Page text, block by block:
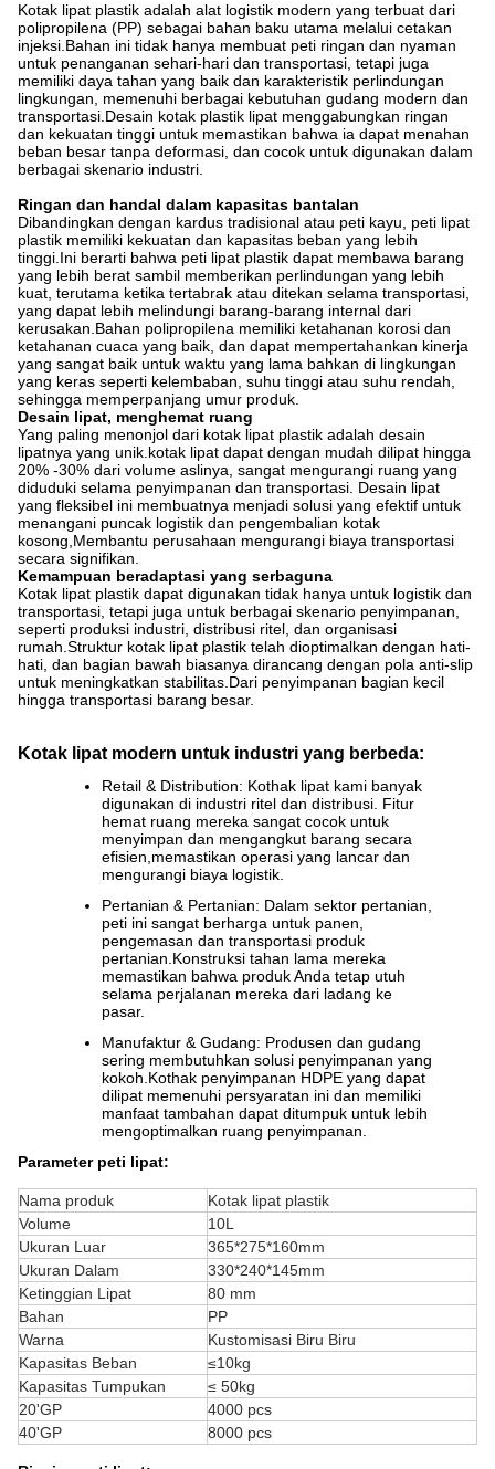
Kotak lipat plastik adalah alat logistik modern yang terbuat dari
polipropilena (PP) sebagai bahan baku utama melalui cetakan
injeksi.Bahan ini tidak hanya membuat peti ringan dan nyaman
untuk penanganan sehari-hari dan transportasi, tetapi juga
memiliki daya tahan yang baik dan karakteristik perlindungan
lingkungan, memenuhi berbagai kebutuhan gudang modern dan
transportasi.Desain kotak plastik lipat menggabungkan ringan
dan kekuatan tinggi untuk memastikan bahwa ia dapat menahan
beban besar tanpa deformasi, dan cocok untuk digunakan dalam
berbagai skenario industri.
Ringan dan handal dalam kapasitas bantalan
Dibandingkan dengan kardus tradisional atau peti kayu, peti lipat
plastik memiliki kekuatan dan kapasitas beban yang lebih
tinggi.Ini berarti bahwa peti lipat plastik dapat membawa barang
yang lebih berat sambil memberikan perlindungan yang lebih
kuat, terutama ketika tertabrak atau ditekan selama transportasi,
yang dapat lebih melindungi barang-barang internal dari
kerusakan.Bahan polipropilena memiliki ketahanan korosi dan
ketahanan cuaca yang baik, dan dapat mempertahankan kinerja
yang sangat baik untuk waktu yang lama bahkan di lingkungan
yang keras seperti kelembaban, suhu tinggi atau suhu rendah,
sehingga memperpanjang umur produk.
Desain lipat, menghemat ruang
Yang paling menonjol dari kotak lipat plastik adalah desain
lipatnya yang unik.kotak lipat dapat dengan mudah dilipat hingga
20% -30% dari volume aslinya, sangat mengurangi ruang yang
diduduki selama penyimpanan dan transportasi. Desain lipat
yang fleksibel ini membuatnya menjadi solusi yang efektif untuk
menangani puncak logistik dan pengembalian kotak
kosong,Membantu perusahaan mengurangi biaya transportasi
secara signifikan.
Kemampuan beradaptasi yang serbaguna
Kotak lipat plastik dapat digunakan tidak hanya untuk logistik dan
transportasi, tetapi juga untuk berbagai skenario penyimpanan,
seperti produksi industri, distribusi ritel, dan organisasi
rumah.Struktur kotak lipat plastik telah dioptimalkan dengan hati-
hati, dan bagian bawah biasanya dirancang dengan pola anti-slip
untuk meningkatkan stabilitas.Dari penyimpanan bagian kecil
hingga transportasi barang besar.
Kotak lipat modern untuk industri yang berbeda:
Retail & Distribution: Kothak lipat kami banyak
digunakan di industri ritel dan distribusi. Fitur
hemat ruang mereka sangat cocok untuk
menyimpan dan mengangkut barang secara
efisien,memastikan operasi yang lancar dan
mengurangi biaya logistik.
Pertanian & Pertanian: Dalam sektor pertanian,
peti ini sangat berharga untuk panen,
pengemasan dan transportasi produk
pertanian.Konstruksi tahan lama mereka
memastikan bahwa produk Anda tetap utuh
selama perjalanan mereka dari ladang ke
pasar.
Manufaktur & Gudang: Produsen dan gudang
sering membutuhkan solusi penyimpanan yang
kokoh.Kothak penyimpanan HDPE yang dapat
dilipat memenuhi persyaratan ini dan memiliki
manfaat tambahan dapat ditumpuk untuk lebih
mengoptimalkan ruang penyimpanan.
Parameter peti lipat:
Nama produk
Kotak lipat plastik
Volume
10L
Ukuran Luar
365*275*160mm
Ukuran Dalam
330*240*145mm
Ketinggian Lipat
80 mm
Bahan
PP
Warna
Kustomisasi Biru Biru
Kapasitas Beban
≤10kg
Kapasitas Tumpukan
≤ 50kg
20'GP
4000 pcs
40'GP
8000 pcs